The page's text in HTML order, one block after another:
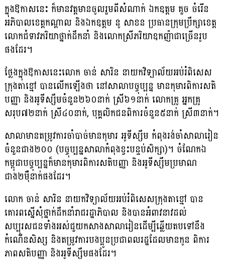
ក្នុងឱកាសនេះ ក៏មានវត្តមានចូលរួមពីសំណាក់ ឯកឧត្តម គួច ចំរើន
អភិបាលខេត្តកណ្ដាល និងឯកឧត្តម នូ សាខន ប្រធានក្រុមប្រឹក្សាខេត្ត
លោកជំទាវភរិយាថ្នាក់ដឹកនាំ និងលោកស្រីភរិយាឧកញ៉ាជាច្រើនរូប
ផងដែរ។
ថ្លែងក្នុងឱកាសនេះលោក ចាន់ សារិន នាយកវិទ្យាល័យអប់រំពិសេស
ក្រុងតាខ្មៅ បានលើកឡើងថា នៅសាលាបច្ចុប្បន្ន មានកុមារពិការសតិ
បញ្ញា និងអូទីស្សឹមចំនួន២៦០នាក់ ស្រី៦១នាក់ លោកគ្រូ អ្នកគ្រូ
សរុប៧២នាក់ ស្រី៤០នាក់, បុគ្គលិកជនពិការចំនួន៥នាក់ ស្រី៣នាក់។
សាលាមានតម្រូវការចាំបាច់មានកុមារ អូទីស្សឹម កំពុងរង់ចាំសាលារៀន
ចំនួនជាង២០០ (បច្ចុប្បន្នសាលាកំពុងខ្វះបន្ទប់សិក្សា)។ ចំណែកឯ
កម្ពុជាបច្ចុប្បន្នក៏មានកុមារពិការសតិបញ្ញា និងអូទីស្សឹមប្រមាណ
ជាង២ម៉ឺនាក់ផងដែរ។
លោក ចាន់ សារិន នាយកវិទ្យាល័យអប់រំពិសេសក្រុងតាខ្មៅ បាន
គោរពស្នើសុំថ្នាក់ដឹកនាំរាជរដ្ឋាភិបាល និងបានអំពាវនាវដល់
សប្បុរសជនទាំងអស់ជួយកសាងសាលារៀនដើម្បីឆ្លើយតបទៅនឹង
កំណើនសិស្ស និងតម្រូវការបងប្អូនប្រជាពលរដ្ឋដែលមានកូន ពិការ
ភាពសតិបញ្ញា និងអូទីស្សឹមផងដែរ។